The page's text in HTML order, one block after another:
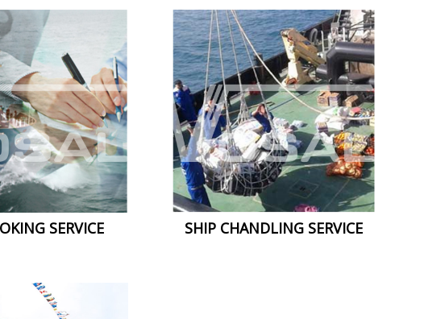
SERVICE SHIP CHANDLING SERVICE